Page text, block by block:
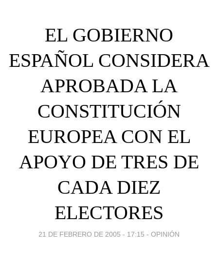
EL GOBIERNO
ESPAÑOL CONSIDERA
APROBADA LA
CONSTITUCIÓN
EUROPEA CON EL
APOYO DE TRES DE
CADA DIEZ
ELECTORES
21 DE FEBRERO DE 2005 - 17:15 - OPINIÓN